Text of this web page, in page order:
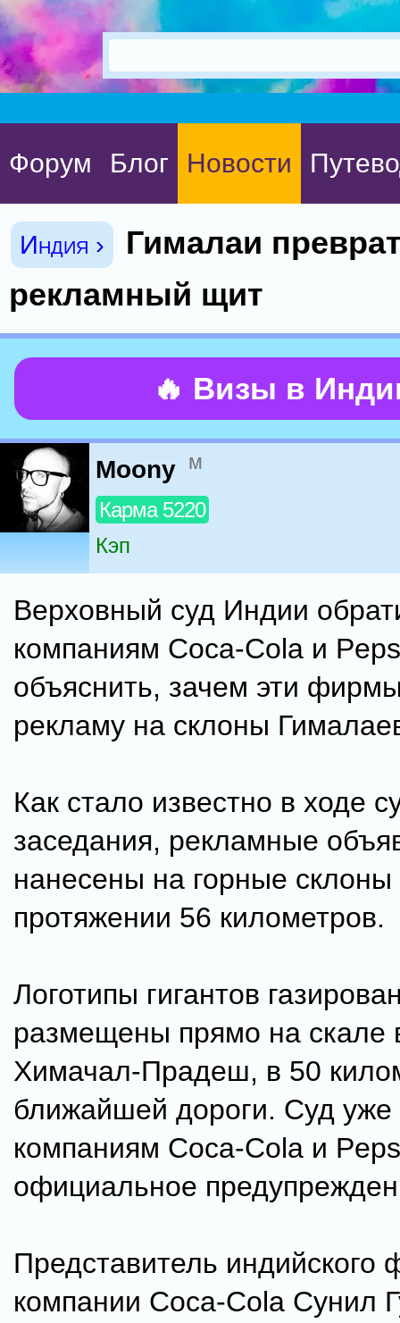
Форум Блог Новости
Индия ›
Гималаи
рекламный щит
🔥 Визы в
Moony м
Карма 5220
Кэп
Верховный суд Индии
компаниям Coca-Cola и
объяснить, зачем эти
рекламу на склоны
Как стало известно в ходе
заседания, рекламные
нанесены на горные склоны
протяжении 56 километров.
Логотипы гигантов
размещены прямо на скале
Химачал-Прадеш, в 50
ближайшей дороги. Суд уже
компаниям Coca-Cola и
официальное
Представитель индийского
компании Coca-Cola Сунил